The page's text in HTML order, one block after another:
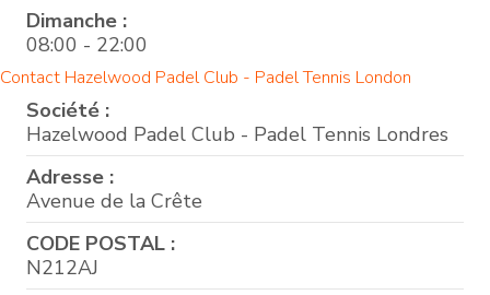
Dimanche :
08:00 - 22:00
Contact Hazelwood Padel Club - Padel Tennis London
Société :
Hazelwood Padel Club - Padel Tennis Londres
Adresse :
Avenue de la Crête
CODE POSTAL :
N212AJ